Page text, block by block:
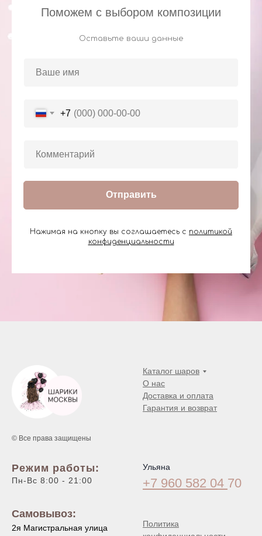
Поможем с выбором композиции
Оставьте ваши данные
+7
Отправить
Нажимая на кнопку вы соглашаетесь с политикой
конфиденциальности
© Все права защищены
Каталог шаров
О нас
Доставка и оплата
Гарантия и возврат
Режим работы:
Пн-Вс 8:00 - 21:00
Самовывоз:
2я Магистральная улица
Ульяна
+7 960 582 04 70
Политика